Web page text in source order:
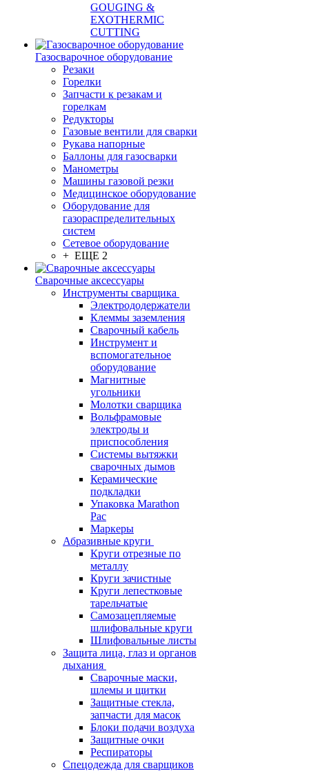
GOUGING &
EXOTHERMIC
CUTTING
Газосварочное оборудование
Резаки
Горелки
Запчасти к резакам и
горелкам
Редукторы
Газовые вентили для сварки
Рукава напорные
Баллоны для газосварки
Манометры
Машины газовой резки
Медицинское оборудование
Оборудование для
газораспределительных
систем
Сетевое оборудование
+ ЕЩЕ 2
Сварочные аксессуары
Инструменты сварщика
Электрододержатели
Клеммы заземления
Сварочный кабель
Инструмент и
вспомогательное
оборудование
Магнитные
угольники
Молотки сварщика
Вольфрамовые
электроды и
приспособления
Системы вытяжки
сварочных дымов
Керамические
подкладки
Упаковка Marathon
Pac
Маркеры
Абразивные круги
Круги отрезные по
металлу
Круги зачистные
Круги лепестковые
тарельчатые
Самозацепляемые
шлифовальные круги
Шлифовальные листы
Защита лица, глаз и органов
дыхания
Сварочные маски,
шлемы и щитки
Защитные стекла,
запчасти для масок
Блоки подачи воздуха
Защитные очки
Респираторы
Спецодежда для сварщиков